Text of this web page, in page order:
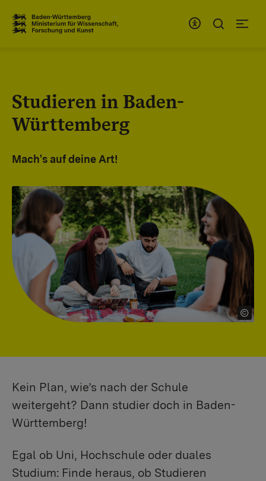
Studieren in Baden-
Württemberg
Mach's auf deine Art!
Kein Plan, wie’s nach der Schule
weitergeht? Dann studier doch in Baden-
Württemberg!
Egal ob Uni, Hochschule oder duales
Studium: Finde heraus, ob Studieren